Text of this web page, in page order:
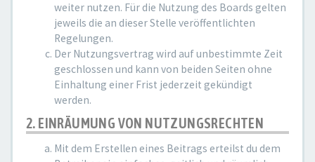
weiter nutzen. Für die Nutzung des Boards gelten
jeweils die an dieser Stelle veröffentlichten
Regelungen.
Der Nutzungsvertrag wird auf unbestimmte Zeit
geschlossen und kann von beiden Seiten ohne
Einhaltung einer Frist jederzeit gekündigt
werden.
2. EINRÄUMUNG VON NUTZUNGSRECHTEN
Mit dem Erstellen eines Beitrags erteilst du dem